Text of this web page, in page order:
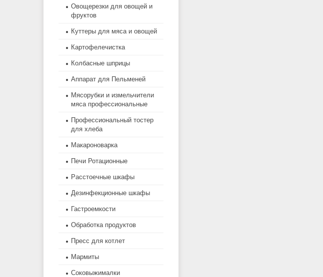
Овощерезки для овощей и
фруктов
Куттеры для мяса и овощей
Картофелечистка
Колбасные шприцы
Аппарат для Пельменей
Мясорубки и измельчители
мяса профессиональные
Профессиональный тостер
для хлеба
Макароноварка
Печи Ротационные
Расстоечные шкафы
Дезинфекционные шкафы
Гастроемкости
Обработка продуктов
Пресс для котлет
Мармиты
Соковыжималки